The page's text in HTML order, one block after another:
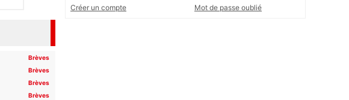
Brèves
Brèves
Brèves
Brèves
Créer un compte
Mot de passe oublié